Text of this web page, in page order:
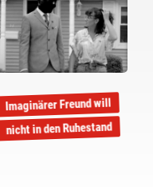
Imaginärer Freund will
nicht in den Ruhestand